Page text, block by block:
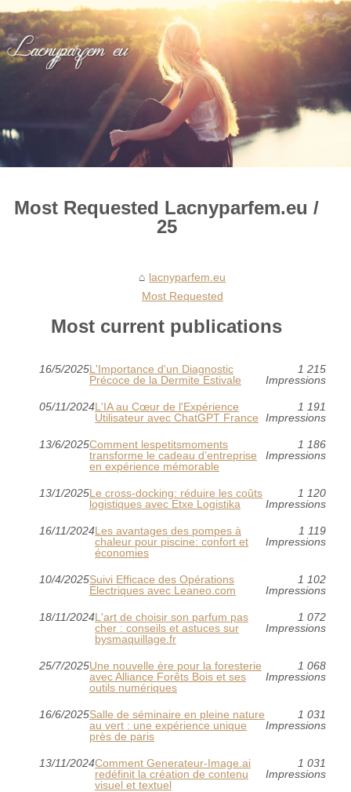
Most Requested Lacnyparfem.eu /
25
lacnyparfem.eu
Most Requested
Most current publications
16/5/2025L'Importance d'un Diagnostic
Précoce de la Dermite Estivale
1 215
Impressions
05/11/2024L'IA au Cœur de l'Expérience
Utilisateur avec ChatGPT France
1 191
Impressions
13/6/2025Comment lespetitsmoments
transforme le cadeau d’entreprise
en expérience mémorable
1 186
Impressions
13/1/2025Le cross-docking: réduire les coûts
logistiques avec Etxe Logistika
1 120
Impressions
16/11/2024Les avantages des pompes à
chaleur pour piscine: confort et
économies
1 119
Impressions
10/4/2025Suivi Efficace des Opérations
Électriques avec Leaneo.com
1 102
Impressions
18/11/2024L'art de choisir son parfum pas
cher : conseils et astuces sur
bysmaquillage.fr
1 072
Impressions
25/7/2025Une nouvelle ère pour la foresterie
avec Alliance Forêts Bois et ses
outils numériques
1 068
Impressions
16/6/2025Salle de séminaire en pleine nature
au vert : une expérience unique
près de paris
1 031
Impressions
13/11/2024Comment Generateur-Image.ai
redéfinit la création de contenu
visuel et textuel
1 031
Impressions